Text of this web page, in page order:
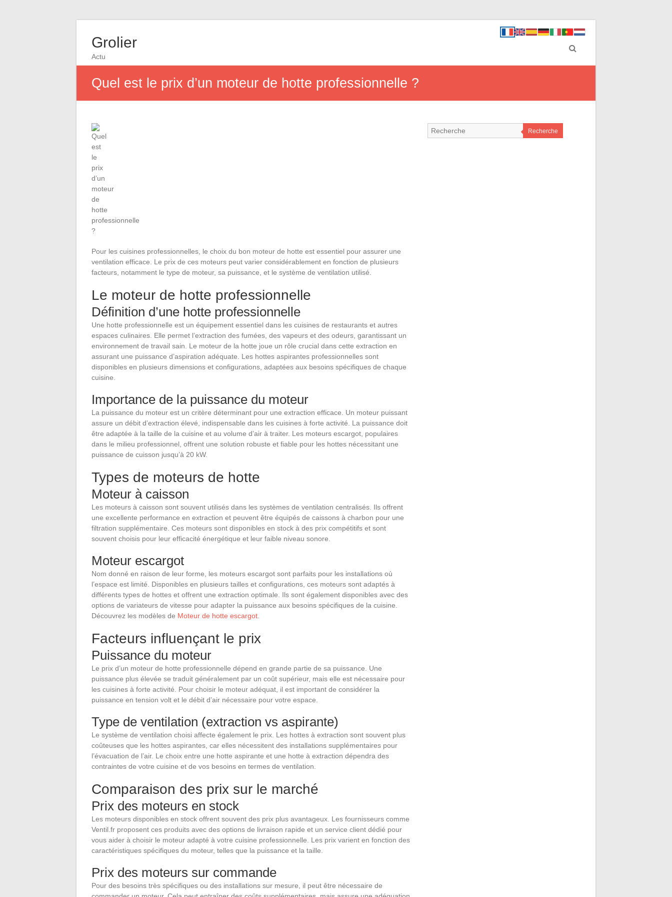
Grolier
Actu
Quel est le prix d’un moteur de hotte professionnelle ?
Pour les cuisines professionnelles, le choix du bon moteur de hotte est essentiel pour assurer une
ventilation efficace. Le prix de ces moteurs peut varier considérablement en fonction de plusieurs
facteurs, notamment le type de moteur, sa puissance, et le système de ventilation utilisé.
Le moteur de hotte professionnelle
Définition d’une hotte professionnelle
Une hotte professionnelle est un équipement essentiel dans les cuisines de restaurants et autres
espaces culinaires. Elle permet l’extraction des fumées, des vapeurs et des odeurs, garantissant un
environnement de travail sain. Le moteur de la hotte joue un rôle crucial dans cette extraction en
assurant une puissance d’aspiration adéquate. Les hottes aspirantes professionnelles sont
disponibles en plusieurs dimensions et configurations, adaptées aux besoins spécifiques de chaque
cuisine.
Importance de la puissance du moteur
La puissance du moteur est un critère déterminant pour une extraction efficace. Un moteur puissant
assure un débit d’extraction élevé, indispensable dans les cuisines à forte activité. La puissance doit
être adaptée à la taille de la cuisine et au volume d’air à traiter. Les moteurs escargot, populaires
dans le milieu professionnel, offrent une solution robuste et fiable pour les hottes nécessitant une
puissance de cuisson jusqu’à 20 kW.
Types de moteurs de hotte
Moteur à caisson
Les moteurs à caisson sont souvent utilisés dans les systèmes de ventilation centralisés. Ils offrent
une excellente performance en extraction et peuvent être équipés de caissons à charbon pour une
filtration supplémentaire. Ces moteurs sont disponibles en stock à des prix compétitifs et sont
souvent choisis pour leur efficacité énergétique et leur faible niveau sonore.
Moteur escargot
Nom donné en raison de leur forme, les moteurs escargot sont parfaits pour les installations où
l’espace est limité. Disponibles en plusieurs tailles et configurations, ces moteurs sont adaptés à
différents types de hottes et offrent une extraction optimale. Ils sont également disponibles avec des
options de variateurs de vitesse pour adapter la puissance aux besoins spécifiques de la cuisine.
Découvrez les modèles de Moteur de hotte escargot
Facteurs influençant le prix
Puissance du moteur
Le prix d’un moteur de hotte professionnelle dépend en grande partie de sa puissance. Une
puissance plus élevée se traduit généralement par un coût supérieur, mais elle est nécessaire pour
les cuisines à forte activité. Pour choisir le moteur adéquat, il est important de considérer la
puissance en tension volt et le débit d’air nécessaire pour votre espace.
Type de ventilation (extraction vs aspirante)
Le système de ventilation choisi affecte également le prix. Les hottes à extraction sont souvent plus
coûteuses que les hottes aspirantes, car elles nécessitent des installations supplémentaires pour
l’évacuation de l’air. Le choix entre une hotte aspirante et une hotte à extraction dépendra des
contraintes de votre cuisine et de vos besoins en termes de ventilation.
Comparaison des prix sur le marché
Prix des moteurs en stock
Les moteurs disponibles en stock offrent souvent des prix plus avantageux. Les fournisseurs comme
Ventil.fr proposent ces produits avec des options de livraison rapide et un service client dédié pour
vous aider à choisir le moteur adapté à votre cuisine professionnelle. Les prix varient en fonction des
caractéristiques spécifiques du moteur, telles que la puissance et la taille.
Prix des moteurs sur commande
Pour des besoins très spécifiques ou des installations sur mesure, il peut être nécessaire de
Recherche